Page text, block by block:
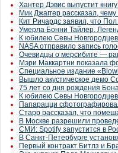
Хантер Дэвис выпустит
Мик Джаггер рассказал,
Кит Ричардс заявил, что
Умерла Бонни Тайлер.
К юбилею Севы
NASA отправило запись
Очевидцы о мерсибите —
Мэри Маккартни показала
Специальное издание
Вышло акустическое демо
75 лет со дня рождения
К юбилею Севы
Папарацци
Старр рассказал, что
В Москве разрешили
СМИ: Spotify запустится в
В Санкт-Петербурге
Первый контракт Битлз и